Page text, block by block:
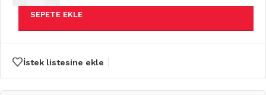
SEPETE EKLE
İstek listesine ekle